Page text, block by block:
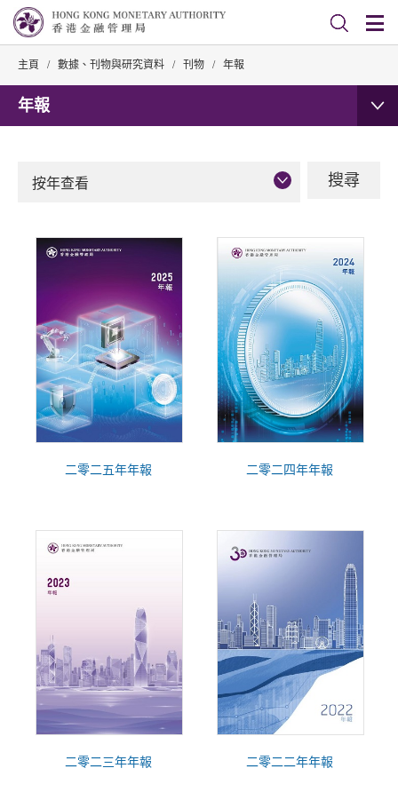
主頁 / 數據、刊物與研究資料 / 刊物 / 年報
年報
按年查看
二零二五年年報 二零二四年年報
二零二三年年報 二零二二年年報